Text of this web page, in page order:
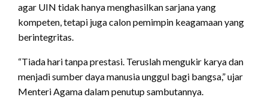
agar UIN tidak hanya menghasilkan sarjana yang
kompeten, tetapi juga calon pemimpin keagamaan yang
berintegritas.
“Tiada hari tanpa prestasi. Teruslah mengukir karya dan
menjadi sumber daya manusia unggul bagi bangsa,” ujar
Menteri Agama dalam penutup sambutannya.